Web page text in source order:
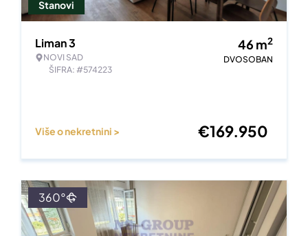
Stanovi
Liman 3
NOVI SAD
ŠIFRA: #574223
46 m2
DVOSOBAN
Više o nekretnini > €169.950
360°